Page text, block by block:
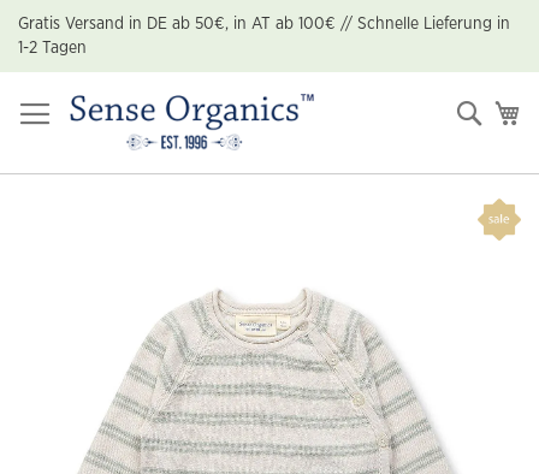
Zum
Inhalt
springen
Gratis Versand in DE ab 50€, in AT ab 100€ // Schnelle Lieferung in
1-2 Tagen
Suche